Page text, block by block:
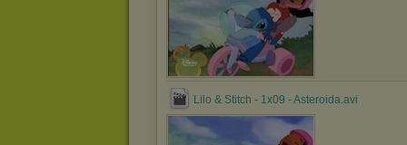
Lilo & Stitch - 1x09 - Asteroida.avi